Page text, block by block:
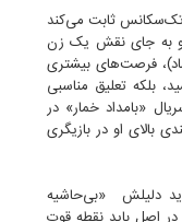
تک‌سکانس ثابت می‌کند
و به جای نقش یک زن
فرصت‌های بیشتری
بلکه تعلیق مناسبی
«بامداد خمار» در
بالای او در بازیگری
دلیلش «بی‌حاشیه
اصل باید نقطه قوتِ